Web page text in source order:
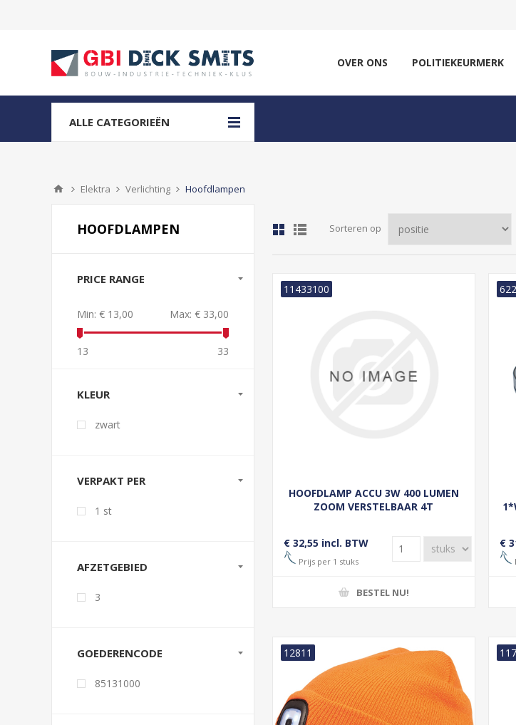
OVER ONS POLITIEKEURMERK
ALLE CATEGORIEËN
Elektra Verlichting Hoofdlampen
Sorteren op
HOOFDLAMP ACCU 3W 400 LUMEN
ZOOM VERSTELBAAR 4T
11433100
€ 32,55 incl. BTW
Prijs per 1 stuks
BESTEL NU!
€
12811
HOOFDLAMPEN
PRICE RANGE
Min: € 13,00 Max: € 33,00
13 33
KLEUR
zwart
VERPAKT PER
1 st
AFZETGEBIED
3
GOEDERENCODE
85131000